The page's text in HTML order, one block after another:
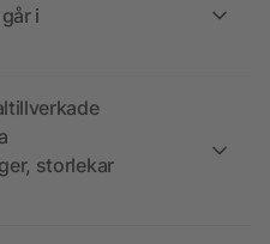
i
storlekar